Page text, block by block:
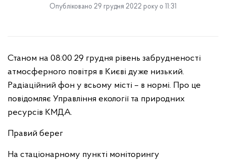
Опубліковано 29 грудня 2022 року о 11:31
Станом на 08:00 29 грудня рівень забрудненості
атмосферного повітря в Києві дуже низький.
Радіаційний фон у всьому місті – в нормі. Про це
повідомляє Управління екології та природних
ресурсів КМДА.
Правий берег
На стаціонарному пункті моніторингу